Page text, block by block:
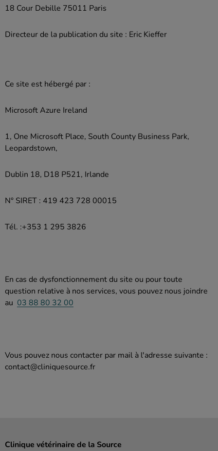
18 Cour Debille 75011 Paris
Directeur de la publication du site : Eric Kieffer
Ce site est hébergé par :
Microsoft Azure Ireland
1, One Microsoft Place, South County Business Park,
Leopardstown,
Dublin 18, D18 P521, Irlande
N° SIRET : 419 423 728 00015
Tél. :+353 1 295 3826
En cas de dysfonctionnement du site ou pour toute
question relative à nos services, vous pouvez nous joindre
au 03 88 80 32 00
Vous pouvez nous contacter par mail à l'adresse suivante :
contact@cliniquesource.fr
Clinique vétérinaire de la Source